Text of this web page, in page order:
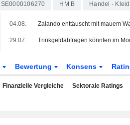
SE0000106270 HM B Handel -
04.08.
29.07.
Bewertung Konsens
Finanzielle Vergleiche Sektorale Ratings